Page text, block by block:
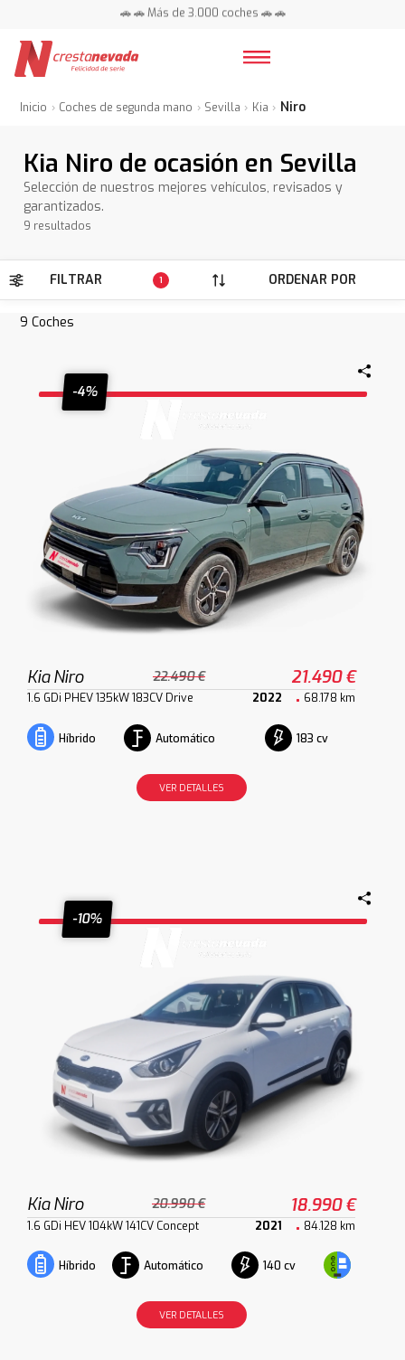
🚗 🚗 Más de 3.000 coches 🚗 🚗
Inicio Coches de segunda mano Sevilla Kia Niro
Kia Niro de ocasión en Sevilla
Selección de nuestros mejores vehículos, revisados y
garantizados.
9 resultados
FILTRAR 1 ORDENAR POR
9 Coches
-4%
Kia Niro 22.490 € 21.490 €
1.6 GDi PHEV 135kW 183CV Drive 2022 68.178 km
Híbrido Automático 183 cv
VER DETALLES
-10%
Kia Niro 20.990 € 18.990 €
1.6 GDi HEV 104kW 141CV Concept 2021 84.128 km
Híbrido Automático 140 cv
VER DETALLES